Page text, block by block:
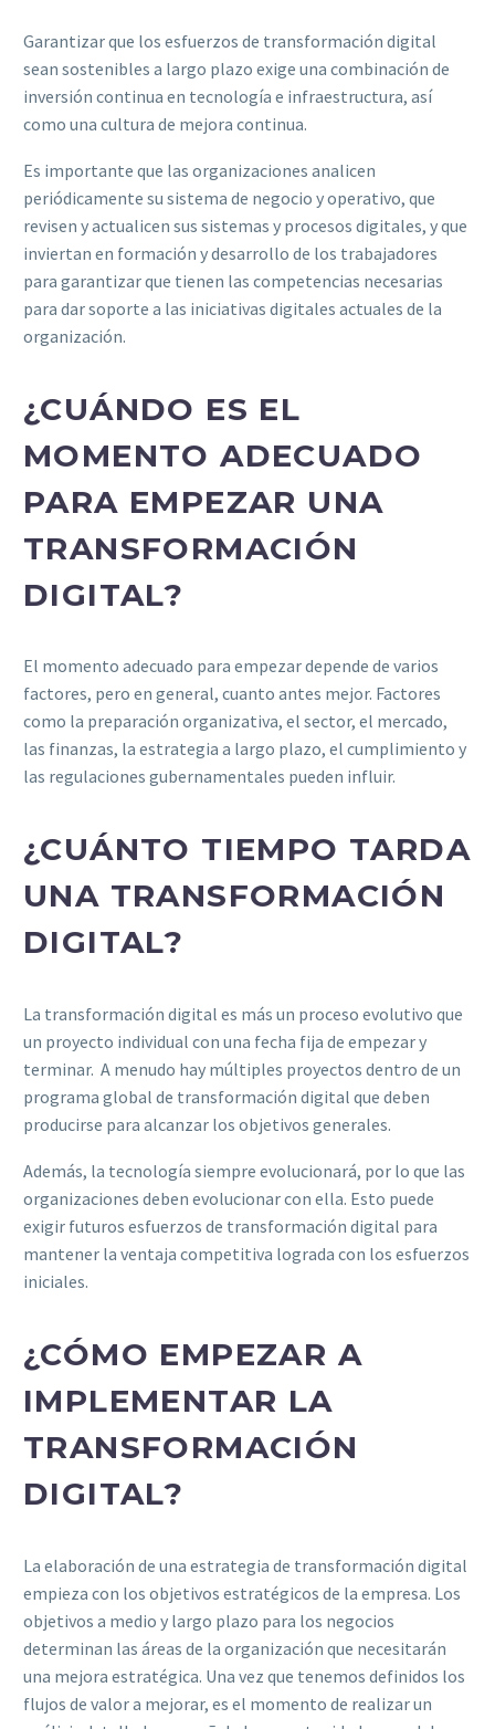
Garantizar que los esfuerzos de transformación digital
sean sostenibles a largo plazo exige una combinación de
inversión continua en tecnología e infraestructura, así
como una cultura de mejora continua.
Es importante que las organizaciones analicen
periódicamente su sistema de negocio y operativo, que
revisen y actualicen sus sistemas y procesos digitales, y que
inviertan en formación y desarrollo de los trabajadores
para garantizar que tienen las competencias necesarias
para dar soporte a las iniciativas digitales actuales de la
organización.
¿CUÁNDO ES EL
MOMENTO ADECUADO
PARA EMPEZAR UNA
TRANSFORMACIÓN
DIGITAL?
El momento adecuado para empezar depende de varios
factores, pero en general, cuanto antes mejor. Factores
como la preparación organizativa, el sector, el mercado,
las finanzas, la estrategia a largo plazo, el cumplimiento y
las regulaciones gubernamentales pueden influir.
¿CUÁNTO TIEMPO TARDA
UNA TRANSFORMACIÓN
DIGITAL?
La transformación digital es más un proceso evolutivo que
un proyecto individual con una fecha fija de empezar y
terminar. A menudo hay múltiples proyectos dentro de un
programa global de transformación digital que deben
producirse para alcanzar los objetivos generales.
Además, la tecnología siempre evolucionará, por lo que las
organizaciones deben evolucionar con ella. Esto puede
exigir futuros esfuerzos de transformación digital para
mantener la ventaja competitiva lograda con los esfuerzos
iniciales.
¿CÓMO EMPEZAR A
IMPLEMENTAR LA
TRANSFORMACIÓN
DIGITAL?
La elaboración de una estrategia de transformación digital
empieza con los objetivos estratégicos de la empresa. Los
objetivos a medio y largo plazo para los negocios
determinan las áreas de la organización que necesitarán
una mejora estratégica. Una vez que tenemos definidos los
flujos de valor a mejorar, es el momento de realizar un